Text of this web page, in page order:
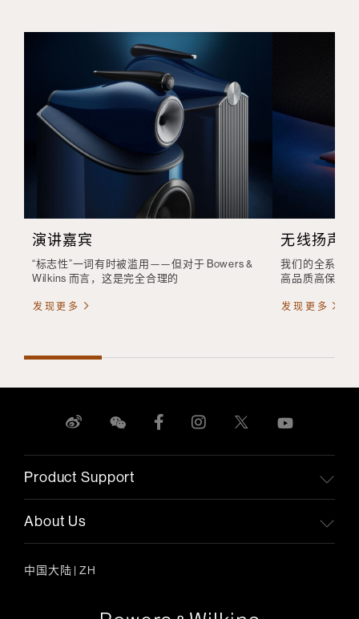
演讲嘉宾
“标志性”一词有时被滥用——但对于 Bowers &
Wilkins 而言，这是完全合理的
发现更多
无线扬声器
我们的全系列
高品质高保真
发现更多
Product Support
About Us
中国大陆 | ZH